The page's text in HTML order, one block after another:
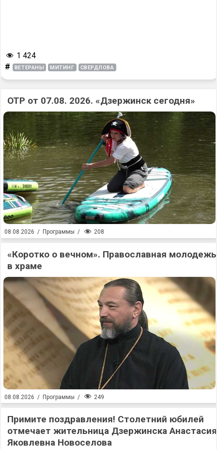
1 424
# ВЕТЕРАНЫ МИТИНГ СВЕРДЛОВА
ОТР от 07.08. 2026. «Дзержинск сегодня»
08.08.2026 / Программы / 208
«Коротко о вечном». Православная молодежь
в храме
08.08.2026 / Программы / 249
Примите поздравления! Столетний юбилей
отмечает жительница Дзержинска Анастасия
Яковлевна Новоселова